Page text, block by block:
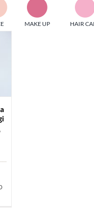
racchiude un
numerose
coinvolgono gli attori
e sport.
MAKE UP HAIR